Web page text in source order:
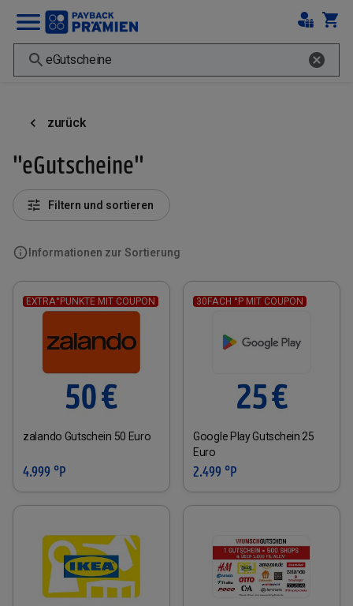
zurück
"eGutscheine"
Informationen zur Sortierung
Filtern und sortieren
EXTRA°PUNKTE MIT COUPON
zalando Gutschein 50 Euro
4.999 °P
30FACH °P MIT COUPON
Google Play Gutschein 25
Euro
2.499 °P